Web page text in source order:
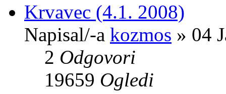
Krvavec (4.1. 2008)
Napisal/-a kozmos » 04
2 Odgovori
19659 Ogledi